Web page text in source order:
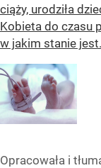
ciąży, urodziła
Kobieta do czasu
w jakim stanie
Opracowała i